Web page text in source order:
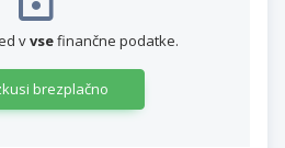
vvsefinančne podatke.
brezplačno